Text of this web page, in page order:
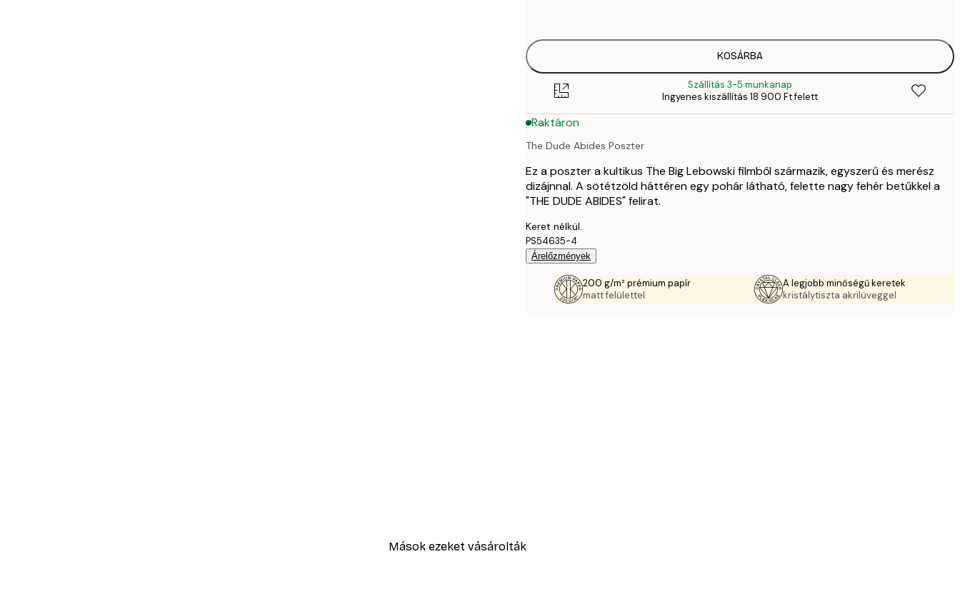
50x70 cm
70x100 cm 10
KOSÁRBA
Szállítás 3-5 munkanap
Ingyenes kiszállítás 18 900 Ft felett
Raktáron
The Dude Abides Poszter
Ez a poszter a kultikus The Big Lebowski filmből származik, egyszerű és merész
dizájnnal. A sötétzöld háttéren egy pohár látható, felette nagy fehér betűkkel a
"THE DUDE ABIDES" felirat.
Keret nélkül.
PS54635-4
Árelőzmények
200 g/m² prémium papír
matt felülettel.
A legjobb minőségű keretek
kristálytiszta akrilüveggel
Mások ezeket vásárolták